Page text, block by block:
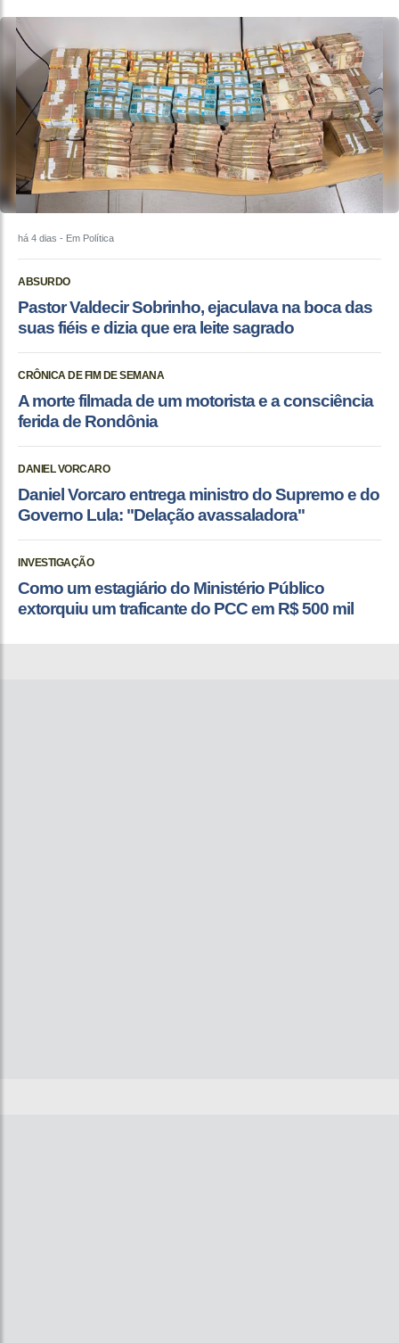
há 4 dias - Em Política
ABSURDO
Pastor Valdecir Sobrinho, ejaculava na boca das
suas fiéis e dizia que era leite sagrado
CRÔNICA DE FIM DE SEMANA
A morte filmada de um motorista e a consciência
ferida de Rondônia
DANIEL VORCARO
Daniel Vorcaro entrega ministro do Supremo e do
Governo Lula: "Delação avassaladora"
INVESTIGAÇÃO
Como um estagiário do Ministério Público
extorquiu um traficante do PCC em R$ 500 mil